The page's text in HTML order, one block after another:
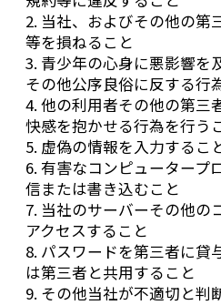
2. 当社、およびその他の第
等を損ねること
3. 青少年の心身に悪影響を
その他公序良俗に反する行
4. 他の利用者その他の第三
快感を抱かせる行為を行う
5. 虚偽の情報を入力するこ
6. 有害なコンピュータープ
信または書き込むこと
7. 当社のサーバーその他の
アクセスすること
8. パスワードを第三者に貸
は第三者と共用すること
9. その他当社が不適切と判